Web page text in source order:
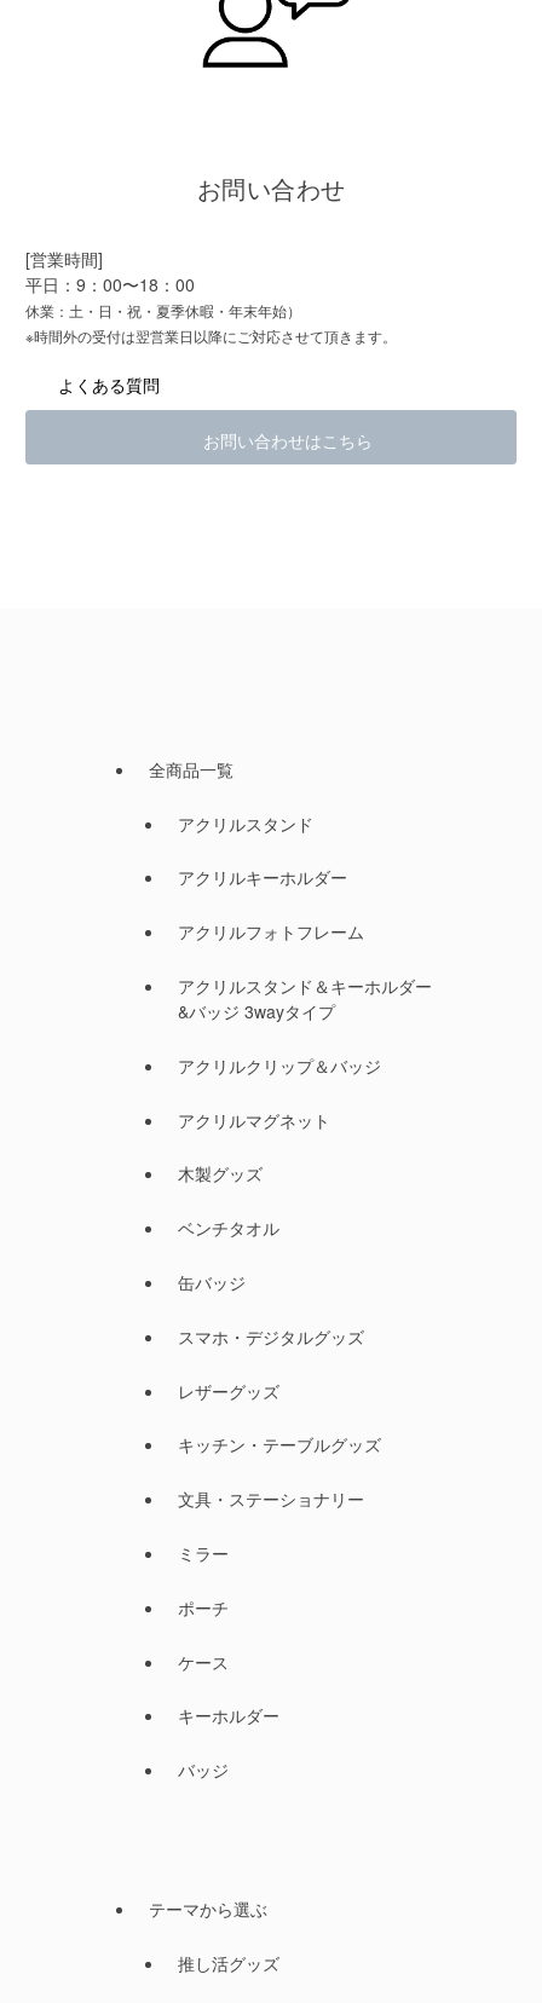
お問い合わせ
[営業時間]
平日：9：00〜18：00
休業：土・日・祝・夏季休暇・年末年始）
※時間外の受付は翌営業日以降にご対応させて頂きます。
よくある質問
お問い合わせはこちら
全商品一覧
アクリルスタンド
アクリルキーホルダー
アクリルフォトフレーム
アクリルスタンド＆キーホルダー
&バッジ 3wayタイプ
アクリルクリップ＆バッジ
アクリルマグネット
木製グッズ
ベンチタオル
缶バッジ
スマホ・デジタルグッズ
レザーグッズ
キッチン・テーブルグッズ
文具・ステーショナリー
ミラー
ポーチ
ケース
キーホルダー
バッジ
テーマから選ぶ
推し活グッズ